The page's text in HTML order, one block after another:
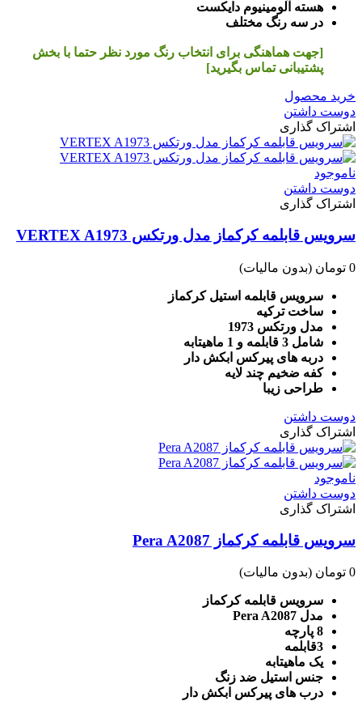
هسته آلومینیوم دایکست
در سه رنگ مختلف
[جهت هماهنگی برای انتخاب رنگ مورد نظر حتما با بخش
پشتیبانی تماس بگیرید]
خرید محصول
دوست داشتن
اشتراک گذاری
ناموجود
دوست داشتن
اشتراک گذاری
سرویس قابلمه کرکماز مدل ورتکس VERTEX A1973
0 تومان (بدون مالیات)
سرویس قابلمه استیل کرکماز
ساخت ترکیه
مدل ورتکس 1973
شامل 3 قابلمه و 1 ماهیتابه
دربه های پیرکس ابکش دار
کفه ضخیم چند لایه
طراحی زیبا
دوست داشتن
اشتراک گذاری
ناموجود
دوست داشتن
اشتراک گذاری
سرویس قابلمه کرکماز Pera A2087
0 تومان (بدون مالیات)
سرویس قابلمه کرکماز
مدل Pera A2087
8 پارچه
3قابلمه
یک ماهیتابه
جنس استیل ضد زنگ
درب های پیرکس ابکش دار